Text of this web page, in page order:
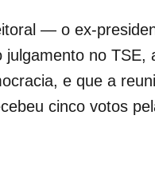
— o ex-
no
e que a
cinco votos